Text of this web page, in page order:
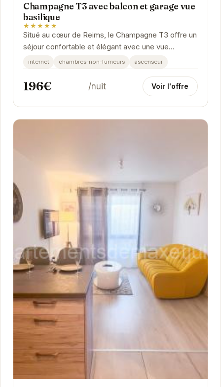
Champagne T3 avec balcon et garage vue
basilique
★★★★★
Situé au cœur de Reims, le Champagne T3 offre un
séjour confortable et élégant avec une vue
imprenable sur la basilique. Cet appartement...
internet chambres-non-fumeurs ascenseur
196€ /nuit Voir l'offre